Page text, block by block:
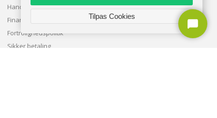
Handelsbetingelser
Finansering
Fortrolighedspolitik
Sikker betaling
Tilpas Cookies